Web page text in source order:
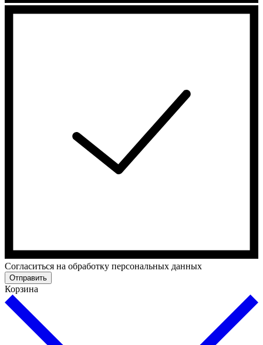
Cогласиться на обработку персональных данных
Отправить
Корзина